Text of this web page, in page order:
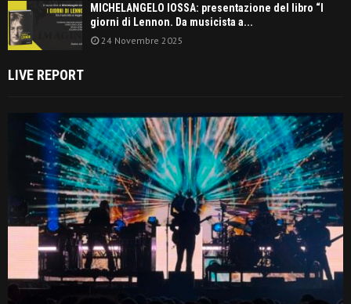
MICHELANGELO IOSSA: presentazione del libro “I
giorni di Lennon. Da musicista a...
24 Novembre 2025
LIVE REPORT